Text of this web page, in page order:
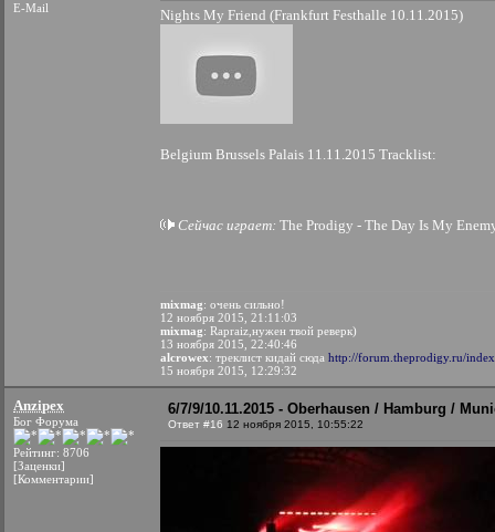
E-Mail
Nights My Friend (Frankfurt Festhalle 10.11.2015)
Belgium Brussels Palais 11.11.2015 Tracklist:
Сейчас играет: The Prodigy - The Day Is My
mixmag: очень сильно!
12 ноября 2015, 21:11:03
mixmag: Rapraiz,нужен твой реверк)
13 ноября 2015, 22:40:46
alcrowex: треклист кидай сюда http://forum.theprodigy.ru/
15 ноября 2015, 12:29:32
Anzipex
Бог Форума
Рейтинг: 8706
[Заценки]
[Комментарии]
6/7/9/10.11.2015 - Oberhausen / Hamburg /
Ответ #16 12 ноября 2015, 10:55:22